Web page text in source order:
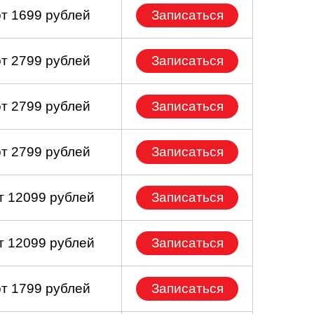
1699 рублей Записаться
2799 рублей Записаться
2799 рублей Записаться
2799 рублей Записаться
12099 рублей Записаться
12099 рублей Записаться
1799 рублей Записаться